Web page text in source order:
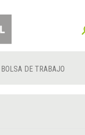
BOLSA DE TRABAJO